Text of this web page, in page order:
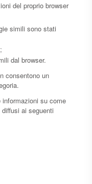
del proprio browser
simili sono stati
dal browser.
consentono un
su come
ai seguenti